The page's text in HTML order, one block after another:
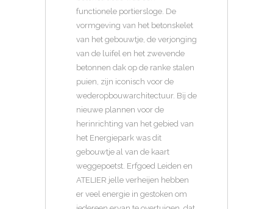
functionele portiersloge. De
vormgeving van het betonskelet
van het gebouwtje, de verjonging
van de luifel en het zwevende
betonnen dak op de ranke stalen
puien, zijn iconisch voor de
wederopbouwarchitectuur. Bij de
nieuwe plannen voor de
herinrichting van het gebied van
het Energiepark was dit
gebouwtje al van de kaart
weggepoetst. Erfgoed Leiden en
ATELIER jelle verheijen hebben
er veel energie in gestoken om